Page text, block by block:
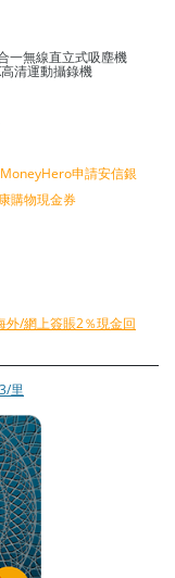
一無線直立式吸塵機
清運動攝錄機
申請安信銀
購物現金券
/網上簽賬2％現金回
里